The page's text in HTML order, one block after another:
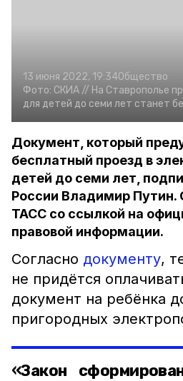
13 июня 2022, 19:34Общество
Фото: СКИА // На Ставрополье
для детей до семи лет станет
Документ, который
бесплатный проезд в
детей до семи лет,
России Владимир Путин.
ТАСС со ссылкой на
правовой информации.
Согласно документу,
не придётся
документ на ребёнка
пригородных
«Закон